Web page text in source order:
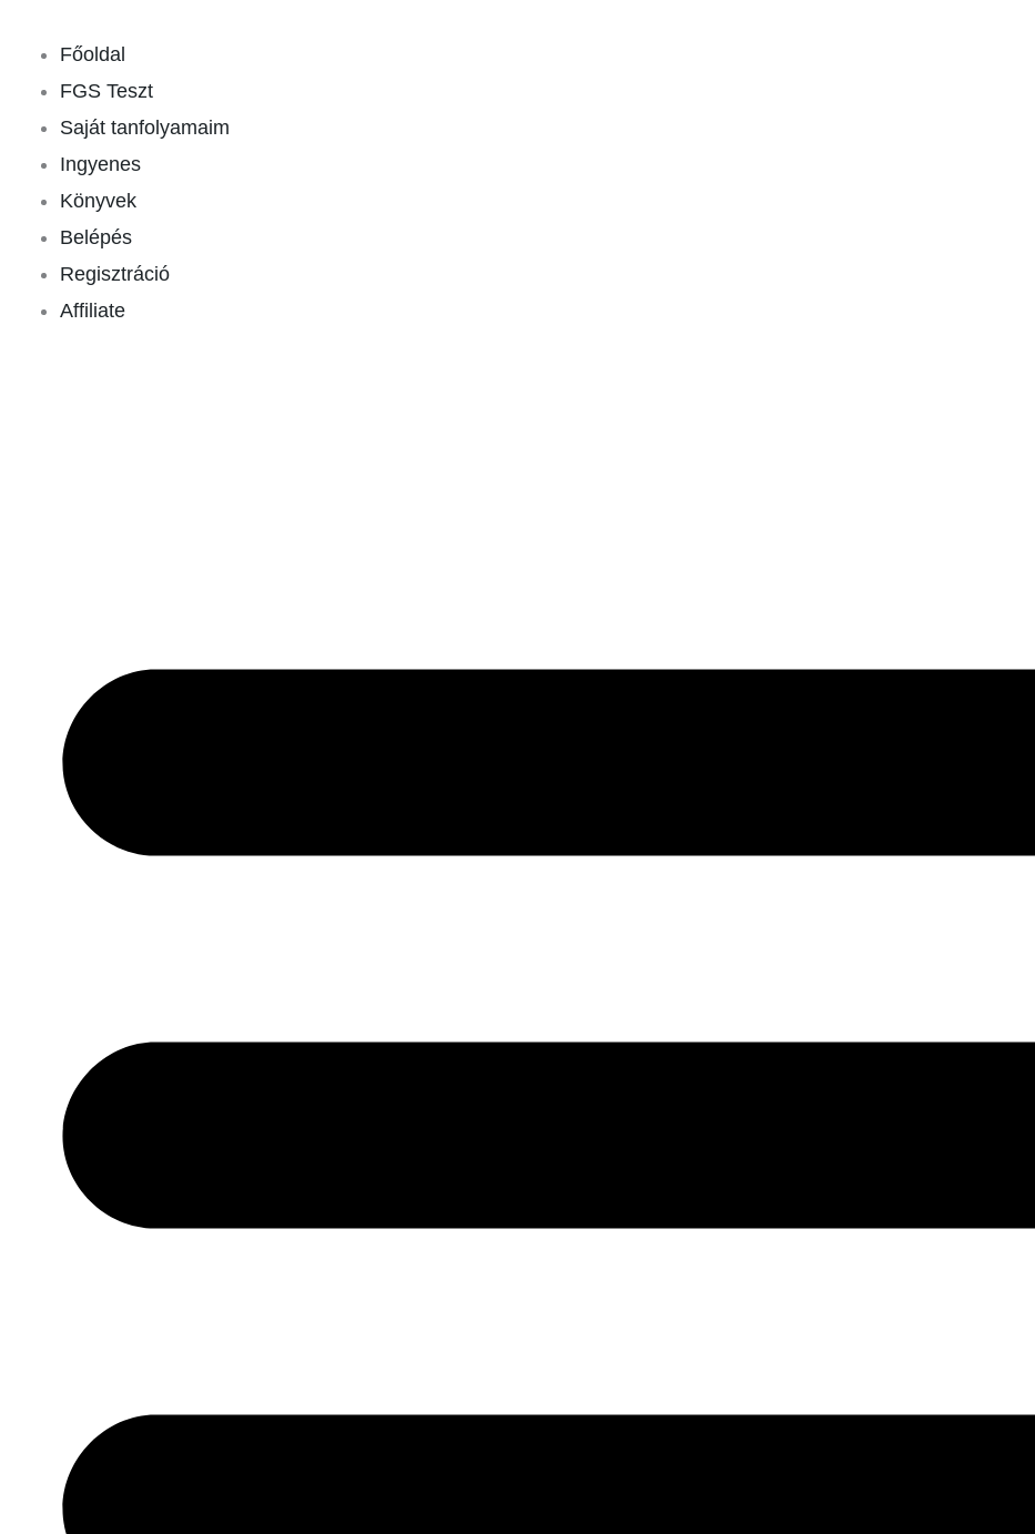
content
Főoldal
FGS Teszt
Saját tanfolyamaim
Ingyenes
Könyvek
Belépés
Regisztráció
Affiliate
kézikönyve
mennyiség